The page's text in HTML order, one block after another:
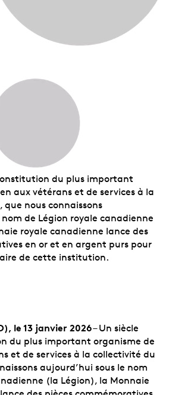
du plus important
aux vétérans et de services à la
nous connaissons
de Légion royale canadienne
royale canadienne lance des
en or et en argent purs pour
de cette institution.
le 13 janvier 2026– Un siècle
du plus important organisme de
et de services à la collectivité du
aujourd’hui sous le nom
(la Légion), la Monnaie